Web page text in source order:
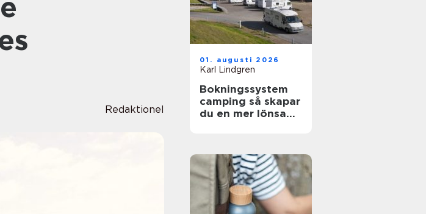
Redaktionel
01. augusti 2026
Karl Lindgren
Bokningssystem
camping så skapar
du en mer lönsam